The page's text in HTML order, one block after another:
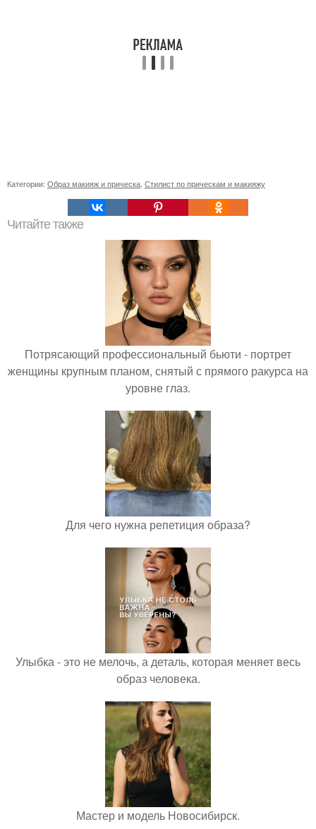
Категории: Образ макияж и прическа Стилист по прическам и макияжу
Читайте также
Потрясающий профессиональный бьюти - портрет
женщины крупным планом, снятый с прямого ракурса на
уровне глаз.
Для чего нужна репетиция образа?
Улыбка - это не мелочь, а деталь, которая меняет весь
образ человека.
Мастер и модель Новосибирск.